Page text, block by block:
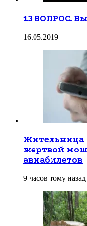
13 ВОПРОС.
16.05.2019
Жительница
жертвой
авиабилетов
9 часов тому назад